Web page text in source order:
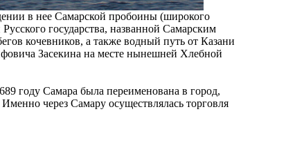
в нее Самарской пробоины (широкого
государства, названной Самарским
кочевников, а также водный путь от Казани
Засекина на месте нынешней Хлебной
году Самара была переименована в город,
через Самару осуществлялась торговля